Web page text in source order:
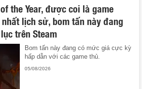
the Year, được coi là game
lịch sử, bom tấn này đang
trên Steam
Bom tấn này đang có mức giá cực kỳ
hấp dẫn với các game thủ.
05/08/2026